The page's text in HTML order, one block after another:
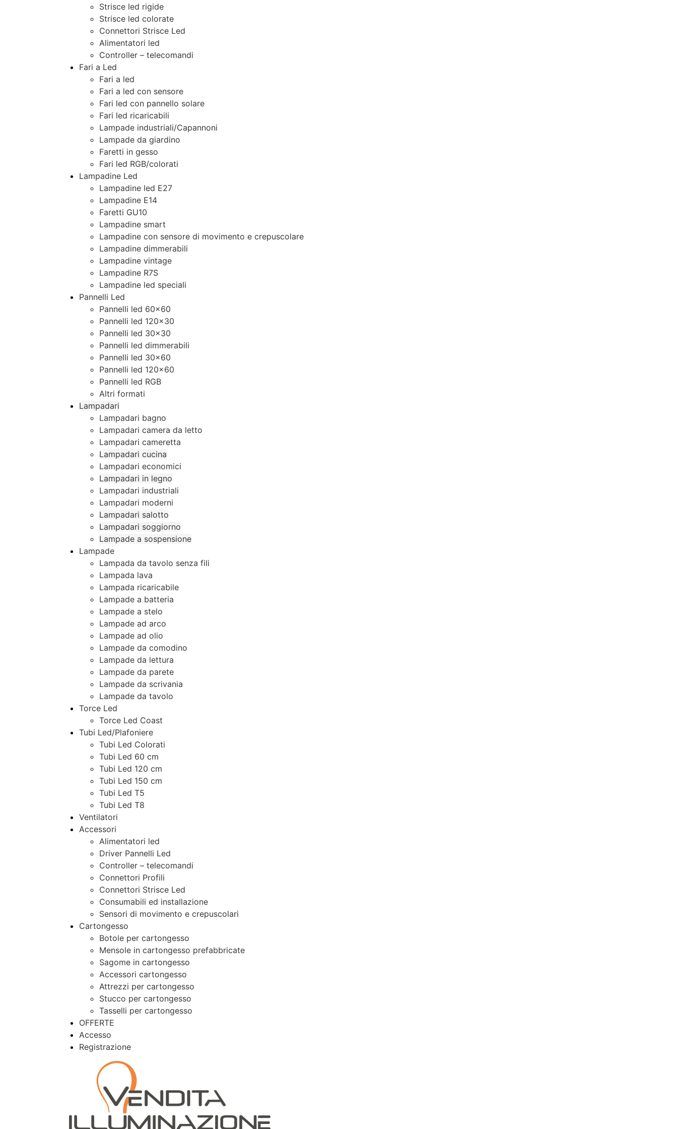
Strisce led rigide
Strisce led colorate
Connettori Strisce Led
Alimentatori led
Controller – telecomandi
Fari a Led
Fari a led
Fari a led con sensore
Fari led con pannello solare
Fari led ricaricabili
Lampade industriali/Capannoni
Lampade da giardino
Faretti in gesso
Fari led RGB/colorati
Lampadine Led
Lampadine led E27
Lampadine E14
Faretti GU10
Lampadine smart
Lampadine con sensore di movimento e crepuscolare
Lampadine dimmerabili
Lampadine vintage
Lampadine R7S
Lampadine led speciali
Pannelli Led
Pannelli led 60×60
Pannelli led 120×30
Pannelli led 30×30
Pannelli led dimmerabili
Pannelli led 30×60
Pannelli led 120×60
Pannelli led RGB
Altri formati
Lampadari
Lampadari bagno
Lampadari camera da letto
Lampadari cameretta
Lampadari cucina
Lampadari economici
Lampadari in legno
Lampadari industriali
Lampadari moderni
Lampadari salotto
Lampadari soggiorno
Lampade a sospensione
Lampade
Lampada da tavolo senza fili
Lampada lava
Lampada ricaricabile
Lampade a batteria
Lampade a stelo
Lampade ad arco
Lampade ad olio
Lampade da comodino
Lampade da lettura
Lampade da parete
Lampade da scrivania
Lampade da tavolo
Torce Led
Torce Led Coast
Tubi Led/Plafoniere
Tubi Led Colorati
Tubi Led 60 cm
Tubi Led 120 cm
Tubi Led 150 cm
Tubi Led T5
Tubi Led T8
Ventilatori
Accessori
Alimentatori led
Driver Pannelli Led
Controller – telecomandi
Connettori Profili
Connettori Strisce Led
Consumabili ed installazione
Sensori di movimento e crepuscolari
Cartongesso
Botole per cartongesso
Mensole in cartongesso prefabbricate
Sagome in cartongesso
Accessori cartongesso
Attrezzi per cartongesso
Stucco per cartongesso
Tasselli per cartongesso
OFFERTE
Accesso
Registrazione